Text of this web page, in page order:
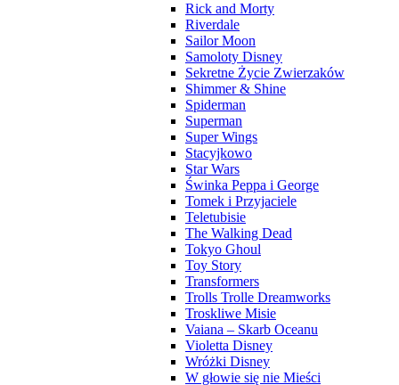
Rick and Morty
Riverdale
Sailor Moon
Samoloty Disney
Sekretne Życie Zwierzaków
Shimmer & Shine
Spiderman
Superman
Super Wings
Stacyjkowo
Star Wars
Świnka Peppa i George
Tomek i Przyjaciele
Teletubisie
The Walking Dead
Tokyo Ghoul
Toy Story
Transformers
Trolls Trolle Dreamworks
Troskliwe Misie
Vaiana – Skarb Oceanu
Violetta Disney
Wróżki Disney
W głowie się nie Mieści